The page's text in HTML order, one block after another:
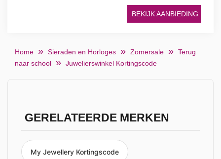
BEKIJK AANBIEDING
Home Sieraden en Horloges Zomersale
Terug
naar school
Juwelierswinkel Kortingscode
GERELATEERDE MERKEN
My Jewellery Kortingscode